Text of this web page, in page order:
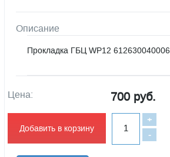
Описание
Прокладка ГБЦ WP12 612630040006
Цена: 700 руб.
Добавить в корзину
-
+